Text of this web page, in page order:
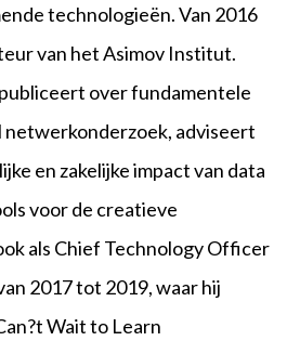
technologieën. Van 2016
van het Asimov Institut.
over fundamentele
netwerkonderzoek, adviseert
en zakelijke impact van data
voor de creatieve
als Chief Technology Officer
2017 tot 2019, waar hij
Wait to Learn